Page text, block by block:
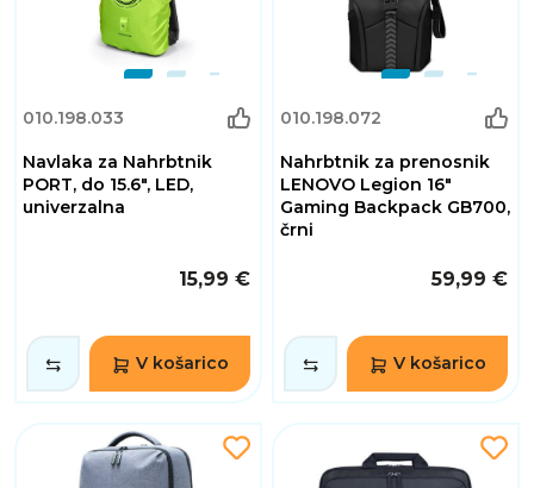
010.198.033
Navlaka za Nahrbtnik
PORT, do 15.6", LED,
univerzalna
15,99 €
V košarico
010.198.072
Nahrbtnik za prenosnik
LENOVO Legion 16"
Gaming Backpack GB700,
črni
59,99 €
V košarico